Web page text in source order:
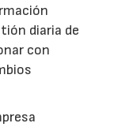
diaria de
con